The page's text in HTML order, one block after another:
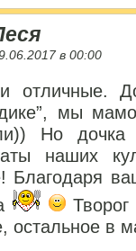
в 00:00
отличные.
мы
Но дочка
наших
Благодаря
Творог
остальное в